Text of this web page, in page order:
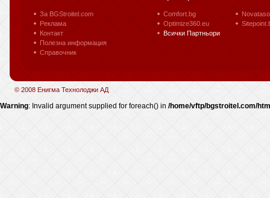
За BGStroitel.com
Реклама
Контакт
Полезна информация
Справочник
Comfort.bg
Optimize360.eu
Всички Партньори
© 2008 Енигма Технолоджи АД
Warning: Invalid argument supplied for foreach() in /home/vftp/bgstroitel.com/